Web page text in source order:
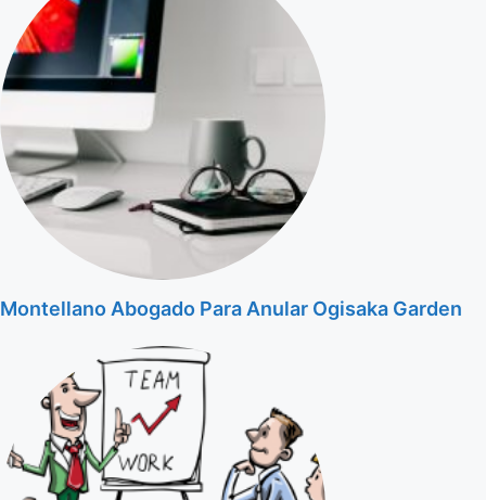
Montellano Abogado Para Anular Ogisaka Garden